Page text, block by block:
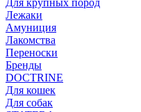
Для крупных пород
Лежаки
Амуниция
Лакомства
Переноски
Бренды
DOCTRINE
Для кошек
Для собак